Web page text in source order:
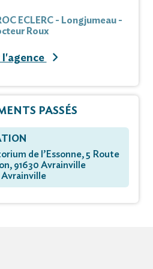
ECLERC - Longjumeau -
Roux
l'agence
PASSÉS
de l’Essonne, 5 Route
91630 Avrainville
Avrainville